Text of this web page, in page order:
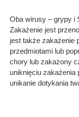
Oba wirusy – grypy i
Zakażenie jest
jest także zakażenie
przedmiotami lub
chory lub zakażony
uniknięciu
unikanie dotykania